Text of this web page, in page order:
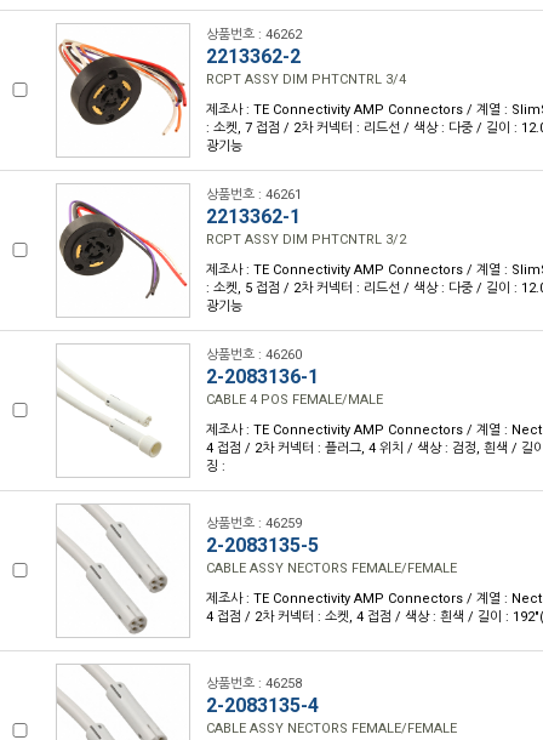
상품번호 : 46262
2213362-2
RCPT ASSY DIM PHTCNTRL 3/4
제조사 : TE Connectivity AMP Connectors / 계열 :
: 소켓, 7 접점 / 2차 커넥터 : 리드선 / 색상 : 다중 / 길이 :
광기능
상품번호 : 46261
2213362-1
RCPT ASSY DIM PHTCNTRL 3/2
제조사 : TE Connectivity AMP Connectors / 계열 :
: 소켓, 5 접점 / 2차 커넥터 : 리드선 / 색상 : 다중 / 길이 :
광기능
상품번호 : 46260
2-2083136-1
CABLE 4 POS FEMALE/MALE
제조사 : TE Connectivity AMP Connectors / 계열 :
4 접점 / 2차 커넥터 : 플러그, 4 위치 / 색상 : 검정, 흰색 /
징 :
상품번호 : 46259
2-2083135-5
CABLE ASSY NECTORS FEMALE/FEMALE
제조사 : TE Connectivity AMP Connectors / 계열 :
4 접점 / 2차 커넥터 : 소켓, 4 접점 / 색상 : 흰색 / 길이 :
상품번호 : 46258
2-2083135-4
CABLE ASSY NECTORS FEMALE/FEMALE